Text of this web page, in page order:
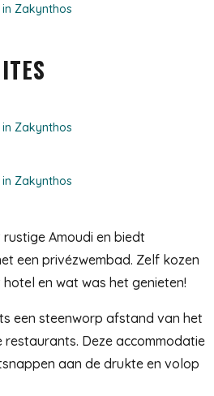
Amoudi en biedt
een privézwembad. Zelf kozen
en wat was het genieten!
een steenworp afstand van het
Deze accommodatie
aan de drukte en volop